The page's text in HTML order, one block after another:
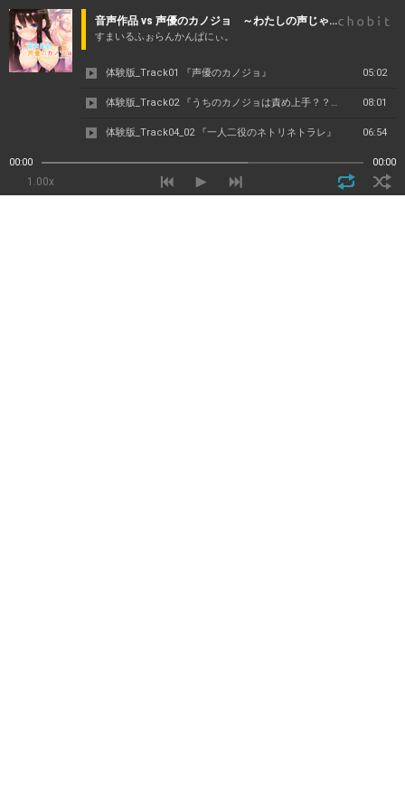
音声作品 vs 声優のカノジョ ～わたしの声じゃダメですか？～
すまいるふぉらんかんぱにぃ。
体験版_Track01 『声優のカノジョ』 05:02
体験版_Track02 『うちのカノジョは責め上手？？？』 08:01
体験版_Track04_02 『一人二役のネトリネトラレ』 06:54
00:00 00:00
1.00x